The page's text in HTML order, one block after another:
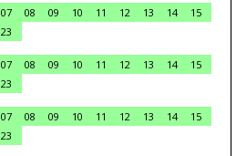
07 08 09 10 11 12 13 14
15
23
07 08 09 10 11 12 13 14
15
23
07 08 09 10 11 12 13 14
15
23